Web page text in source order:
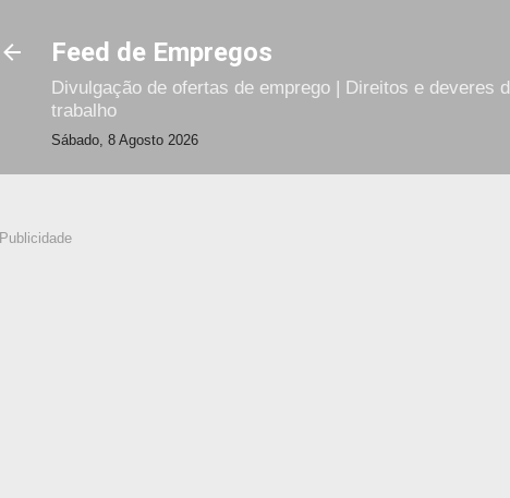
Feed de Empregos
Divulgação de ofertas de emprego | Direitos e deveres
trabalho
Sábado, 8 Agosto 2026
Publicidade